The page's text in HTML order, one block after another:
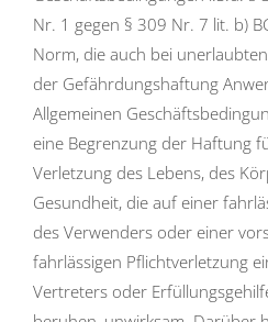
Nr. 1 gegen § 309 Nr. 7 lit. b)
Norm, die auch bei
der Gefährdungshaftung
Allgemeinen
eine Begrenzung der Haftung
Verletzung des Lebens, des
Gesundheit, die auf einer
des Verwenders oder einer
fahrlässigen Pflichtverletzung
Vertreters oder